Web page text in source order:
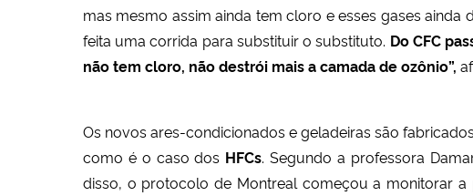
mas mesmo assim ainda tem cloro e esses gases
feita uma corrida para substituir o substituto. Do CFC
não tem cloro, não destrói mais a camada de ozônio”,
Os novos ares-condicionados e geladeiras são
como é o caso dos HFCs. Segundo a professora
disso, o protocolo de Montreal começou a monitorar a